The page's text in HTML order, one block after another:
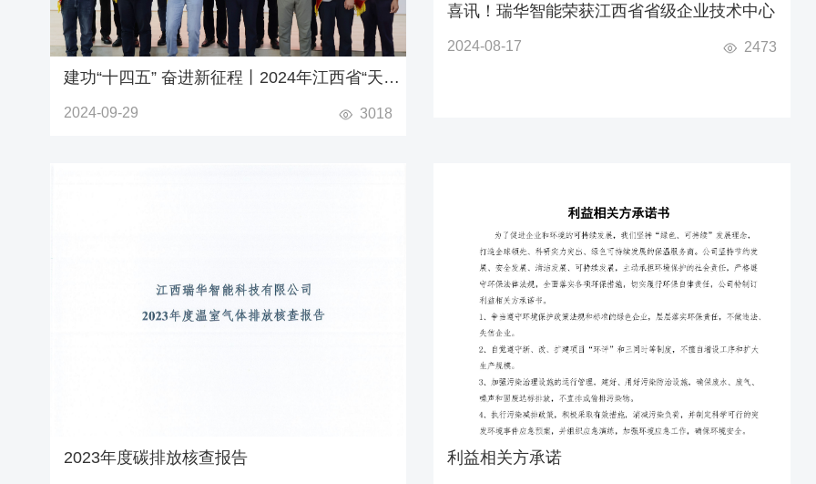
建功“十四五” 奋进新征程丨2024年江西省“天工
2024-09-29 3018
喜讯！瑞华智能荣获江西省省级企业技术中心
2024-08-17 2473
2023年度碳排放核查报告 利益相关方承诺